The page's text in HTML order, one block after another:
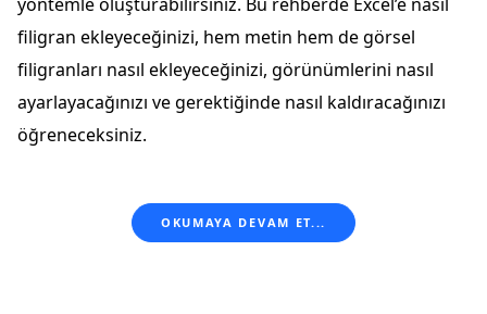
filigran ekleyeceğinizi, hem metin hem de görsel
filigranları nasıl ekleyeceğinizi, görünümlerini nasıl
ayarlayacağınızı ve gerektiğinde nasıl kaldıracağınızı
öğreneceksiniz.
OKUMAYA DEVAM ET...